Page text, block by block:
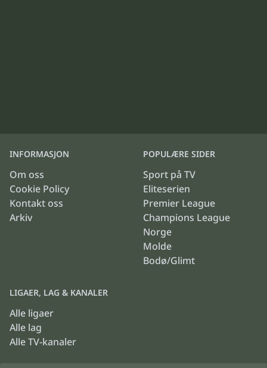
INFORMASJON
Om oss
Cookie Policy
Kontakt oss
Arkiv
POPULÆRE SIDER
Sport på TV
Eliteserien
Premier League
Champions League
Norge
Molde
Bodø/Glimt
LIGAER, LAG & KANALER
Alle ligaer
Alle lag
Alle TV-kanaler